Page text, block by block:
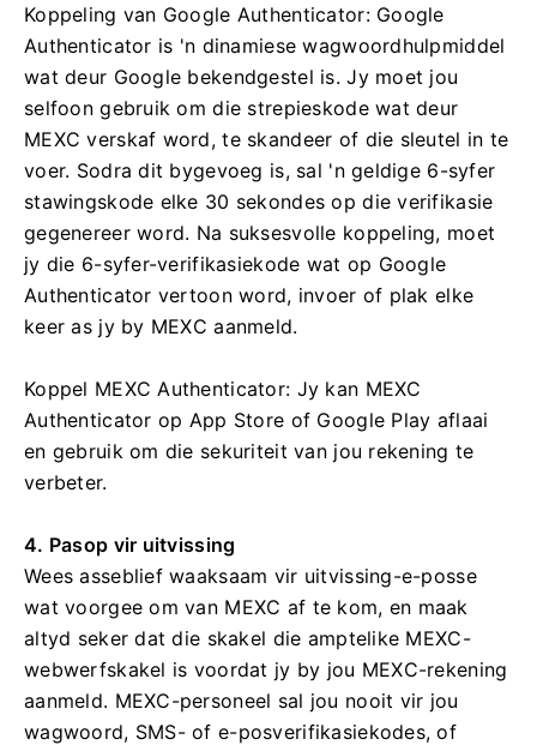
Koppeling van Google Authenticator: Google
Authenticator is 'n dinamiese wagwoordhulpmiddel
wat deur Google bekendgestel is.Jy moet jou
selfoon gebruik om die strepieskode wat deur
MEXC verskaf word, te skandeer of die sleutel in te
voer. Sodra dit bygevoeg is, sal 'n geldige 6-syfer
stawingskode elke 30 sekondes op die verifikasie
gegenereer word. Na suksesvolle koppeling, moet
jy die 6-syfer-verifikasiekode wat op Google
Authenticator vertoon word, invoer of plak elke
keer as jy by MEXC aanmeld.
Koppel MEXC Authenticator: Jy kan MEXC
Authenticator op App Store of Google Play aflaai
en gebruik om die sekuriteit van jou rekening te
verbeter.
4. Pasop vir uitvissing
Wees asseblief waaksaam vir uitvissing-e-posse
wat voorgee om van MEXC af te kom, en maak
altyd seker dat die skakel die amptelike MEXC-
webwerfskakel is voordat jy by jou MEXC-rekening
aanmeld. MEXC-personeel sal jou nooit vir jou
wagwoord, SMS- of e-posverifikasiekodes, of